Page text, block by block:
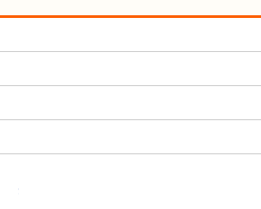
株式会社リペイン工房